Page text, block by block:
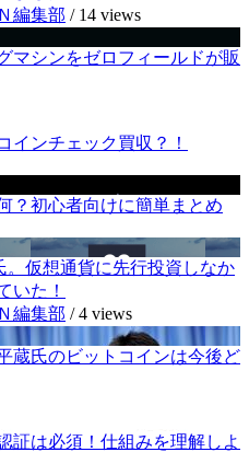
編集部 / 14 views
マシンをゼロフィールドが販
インチェック買収？！
？初心者向けに簡単まとめ
。仮想通貨に先行投資しなか
いた！
編集部 /4 views
蔵氏のビットコインは今後ど
証は必須！仕組みを理解しよ